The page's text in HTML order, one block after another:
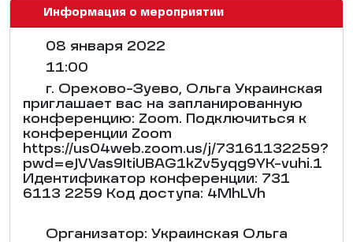
Информация о мероприятии
08 января 2022
11:00
г. Орехово-Зуево, Ольга Украинская
приглашает вас на запланированную
конференцию: Zoom. Подключиться к
конференции Zoom
https://us04web.zoom.us/j/73161132259?
pwd=eJVVas9ItiUBAG1kZv5yqg9YK-vuhi.1
Идентификатор конференции: 731
6113 2259 Код доступа: 4MhLVh
Организатор: Украинская Ольга